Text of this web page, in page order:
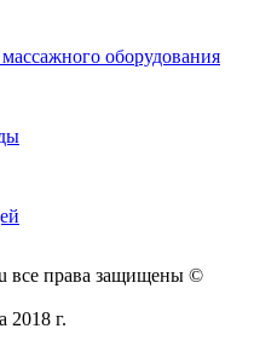
оборудования
все права защищены ©
г.